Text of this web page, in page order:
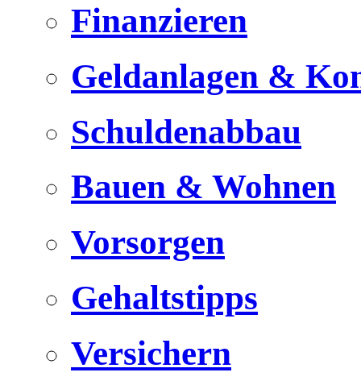
Finanzieren
Geldanlagen &
Schuldenabbau
Bauen & Wohnen
Vorsorgen
Gehaltstipps
Versichern